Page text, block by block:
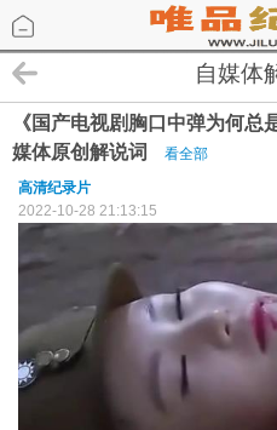
自媒体
《国产电视剧胸口中弹为何总
媒体原创解说词
看全部
高清纪录片
2022-10-28 21:13:15